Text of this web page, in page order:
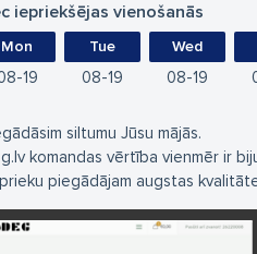
iepriekšējas vienošanās
Mon
19
Tue
08 19
Wed
08 19
siltumu Jūsu mājās.
komandas vērtība vienmēr ir
piegādājam augstas